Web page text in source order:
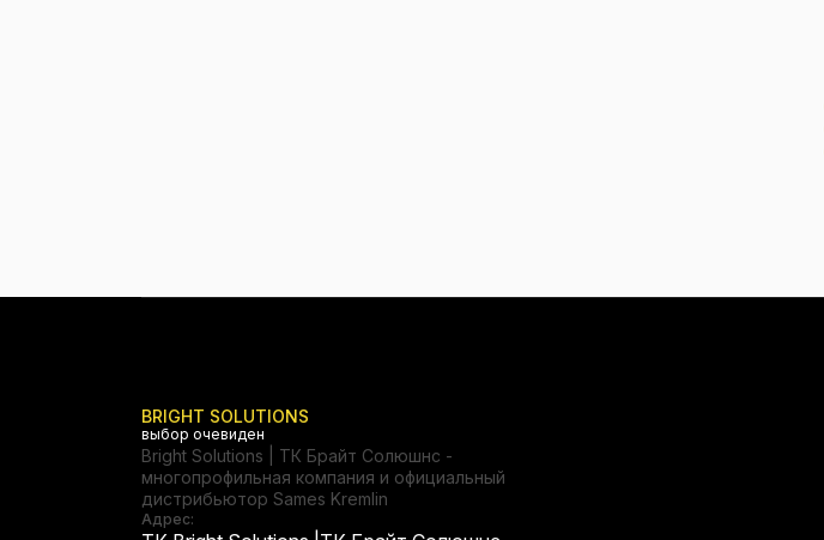
BRIGHT SOLUTIONS
выбор очевиден
Bright Solutions | ТК Брайт Солюшнс -
многопрофильная компания и официальный
дистрибьютор Sames Kremlin
Адрес: